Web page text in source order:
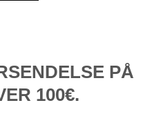
PÅ
100€.